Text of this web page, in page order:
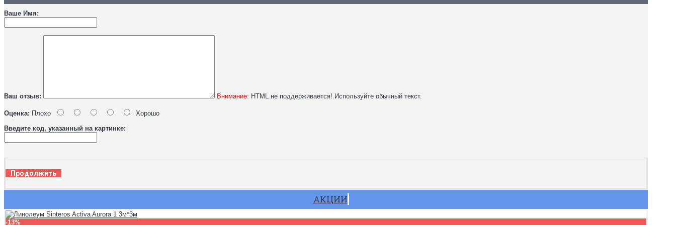
Ваше Имя:
Ваш отзыв: Внимание: HTML не поддерживается! Используйте обычный текст.
Оценка: Плохо
Хорошо
Введите код, указанный на картинке:
Продолжить
АКЦИИ
-13%